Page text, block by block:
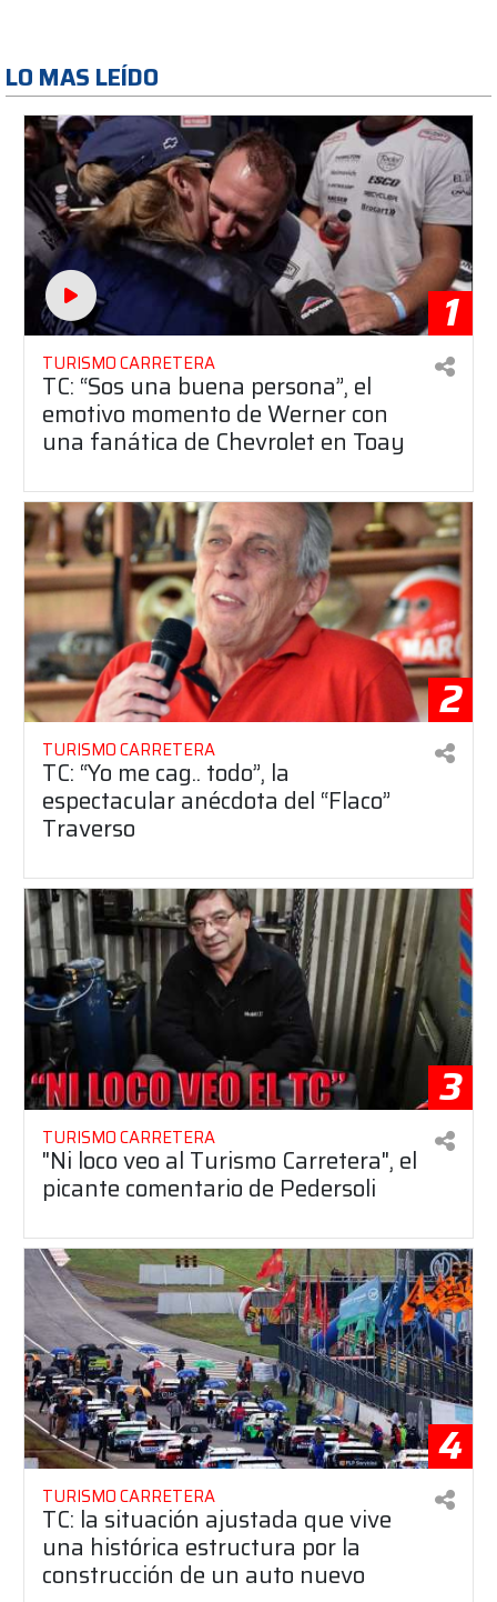
LO MAS LEÍDO
1
TURISMO CARRETERA
TC: “Sos una buena persona”, el
emotivo momento de Werner con
una fanática de Chevrolet en Toay
2
TURISMO CARRETERA
TC: “Yo me cag.. todo”, la
espectacular anécdota del “Flaco”
Traverso
3
TURISMO CARRETERA
"Ni loco veo al Turismo Carretera", el
picante comentario de Pedersoli
4
TURISMO CARRETERA
TC: la situación ajustada que vive
una histórica estructura por la
construcción de un auto nuevo